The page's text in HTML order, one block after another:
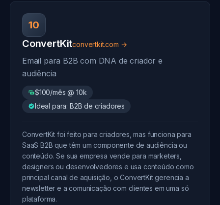
10
ConvertKitconvertkit.com →
Email para B2B com DNA de criador e
audiência
$100/mês @ 10k
Ideal para: B2B de criadores
ConvertKit foi feito para criadores, mas funciona para
SaaS B2B que têm um componente de audiência ou
conteúdo. Se sua empresa vende para marketers,
designers ou desenvolvedores e usa conteúdo como
principal canal de aquisição, o ConvertKit gerencia a
newsletter e a comunicação com clientes em uma só
plataforma.